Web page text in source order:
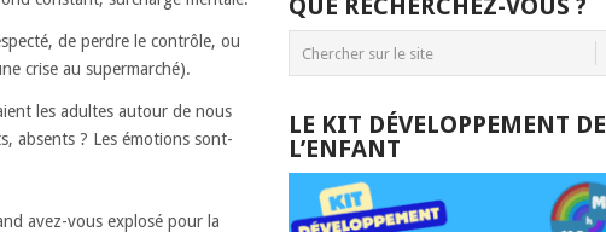
de perdre le contrôle, ou
crise au supermarché).
les adultes autour de nous
absents ? Les émotions sont-
avez-vous explosé pour la
QUE RECHERCHEZ-VOUS ?
LE KIT DÉVELOPPEMENT DE
L’ENFANT